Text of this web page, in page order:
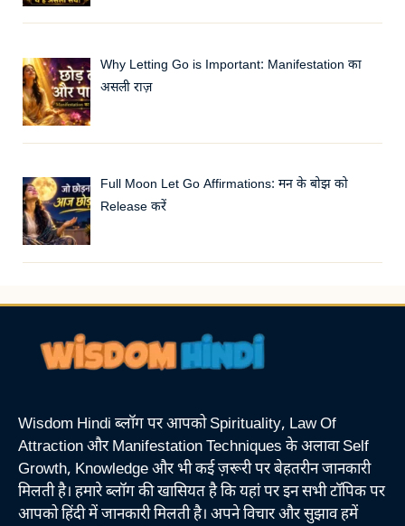
Why Letting Go is Important: Manifestation का
असली राज़
Full Moon Let Go Affirmations: मन के बोझ को
Release करें
Wisdom Hindi ब्लॉग पर आपको Spirituality, Law Of
Attraction और Manifestation Techniques के अलावा Self
Growth, Knowledge और भी कई ज़रूरी पर बेहतरीन जानकारी
मिलती है। हमारे ब्लॉग की खासियत है कि यहां पर इन सभी टॉपिक पर
आपको हिंदी में जानकारी मिलती है। अपने विचार और सुझाव हमें